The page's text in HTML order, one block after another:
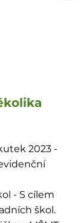
2023 -
- S cílem
škol.